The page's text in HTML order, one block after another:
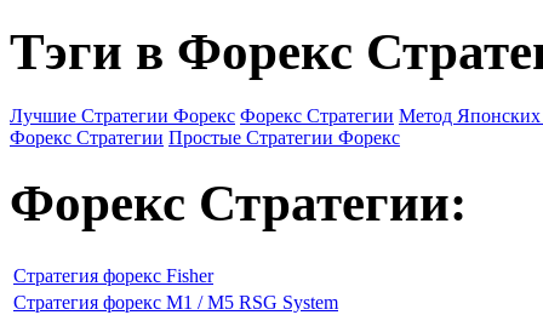
Тэги в Форекс
Лучшие Стратегии Форекс Форекс Стратегии Метод
Форекс Стратегии Простые Стратегии Форекс
Форекс Стратегии:
Стратегия форекс Fisher
Стратегия форекс M1 / M5 RSG System